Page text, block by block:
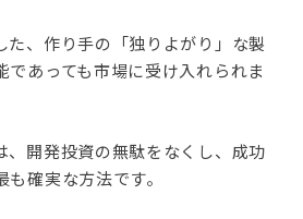
た、作り手の「独りよがり」な製
であっても市場に受け入れられま
、開発投資の無駄をなくし、成功
確実な方法です。